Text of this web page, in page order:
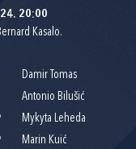
20:00
Kasalo.
Damir Tomas
Antonio Bilušić
Mykyta Leheda
Marin Kuić